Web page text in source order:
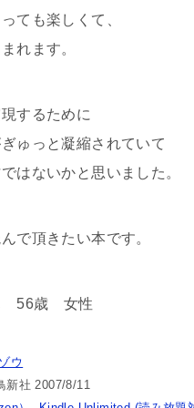
ても楽しくて、
れます。
するために
ゅっと凝縮されていて
はないかと思いました。
で頂きたい本です。
56歳 女性
ウ
新社 2007/8/11